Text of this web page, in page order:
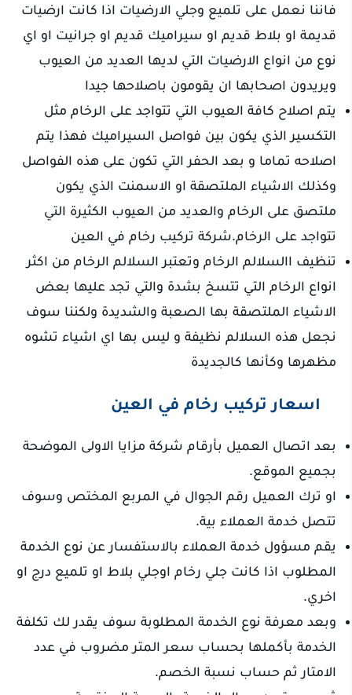
فاننا نعمل على تلميع وجلي الارضيات اذا كانت ارضيات
قديمة او بلاط قديم او سيراميك قديم او جرانيت او اي
نوع من انواع الارضيات التي لديها العديد من العيوب
ويريدون اصحابها ان يقومون باصلاحها جيدا
يتم اصلاح كافة العيوب التي تتواجد على الرخام مثل
التكسير الذي يكون بين فواصل السيراميك فهذا يتم
اصلاحه تماما و بعد الحفر التي تكون على هذه الفواصل
وكذلك الاشياء الملتصقة او الاسمنت الذي يكون
ملتصق على الرخام والعديد من العيوب الكثيرة التي
تتواجد على الرخام.شركة تركيب رخام في العين
تنظيف االسلالم الرخام وتعتبر السلالم الرخام من اكثر
انواع الرخام التي تتسخ بشدة والتي تجد عليها بعض
الاشياء الملتصقة بها الصعبة والشديدة ولكننا سوف
نجعل هذه السلالم نظيفة و ليس بها اي اشياء تشوه
مظهرها وكأنها كالجديدة
اسعار تركيب رخام في العين
بعد اتصال العميل بأرقام شركة مزايا الاولى الموضحة
بجميع الموقع.
او ترك العميل رقم الجوال في المربع المختص وسوف
تتصل خدمة العملاء بية.
يقم مسؤول خدمة العملاء بالاستفسار عن نوع الخدمة
المطلوب اذا كانت جلي رخام اوجلي بلاط او تلميع درج او
اخري.
وبعد معرفة نوع الخدمة المطلوبة سوف يقدر لك تكلفة
الخدمة بأكملها بحساب سعر المتر مضروب في عدد
الامتار ثم حساب نسبة الخصم.